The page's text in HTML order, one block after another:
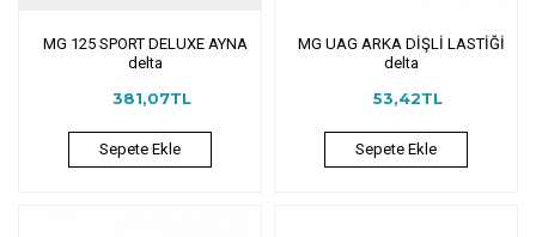
MG 125 SPORT DELUXE AYNA
delta
381,07TL
Sepete Ekle
MG UAG ARKA DİŞLİ LASTİĞİ
delta
53,42TL
Sepete Ekle